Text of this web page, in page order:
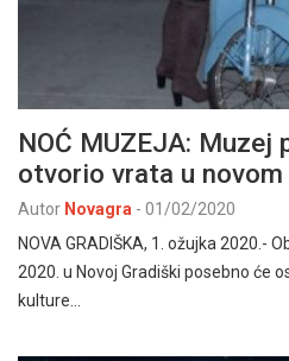
NOĆ MUZEJA:
otvorio vrata u
Autor Novagra - 01/02/2020
NOVA GRADIŠKA, 1. ožujka 2020.-
2020. u Novoj Gradiški posebno će
kulture…